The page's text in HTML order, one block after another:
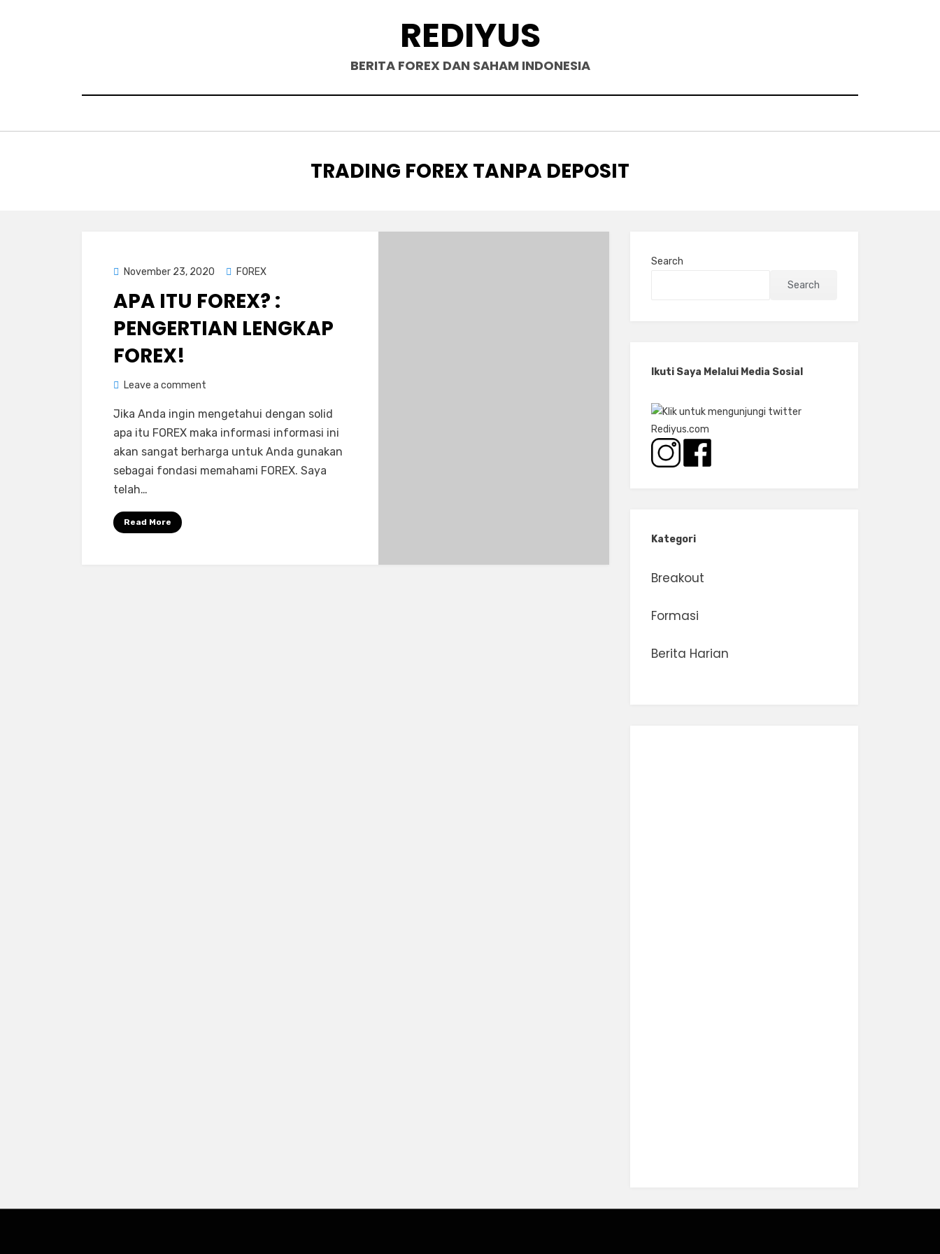
REDIYUS
BERITA FOREX DAN SAHAM INDONESIA
TAG
:
TRADING FOREX TANPA DEPOSIT
Posted
November 23, 2020 FOREX
APA ITU FOREX? :
PENGERTIAN LENGKAP
FOREX!
byRediyus
Leave a comment
itu
FOREX?
:
Pengertian
Jika Anda ingin mengetahui dengan solid
apa itu FOREX maka informasi informasi ini
akan sangat berharga untuk Anda gunakan
sebagai fondasi memahami FOREX. Saya
telah…
Read More
Search
Search
Ikuti Saya Melalui Media Sosial
Kategori
Breakout
Formasi
Berita Harian